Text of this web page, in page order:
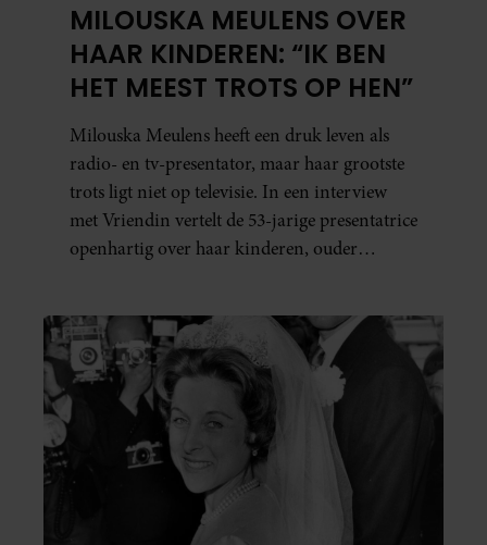
MILOUSKA MEULENS OVER
HAAR KINDEREN: “IK BEN
HET MEEST TROTS OP HEN”
Milouska Meulens heeft een druk leven als
radio- en tv-presentator, maar haar grootste
trots ligt niet op televisie. In een interview
met Vriendin vertelt de 53-jarige presentatrice
openhartig over haar kinderen, ouder
welke levenslessen haar vandaag de dag het
meest bezighouden.